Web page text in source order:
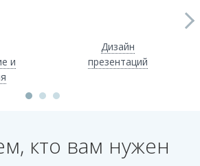
и
Дизайн
презентаций
кто вам нужен